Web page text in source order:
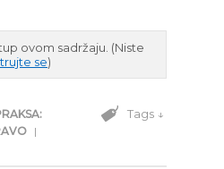
ovom sadržaju. (Niste
se)
|
Tags ↓